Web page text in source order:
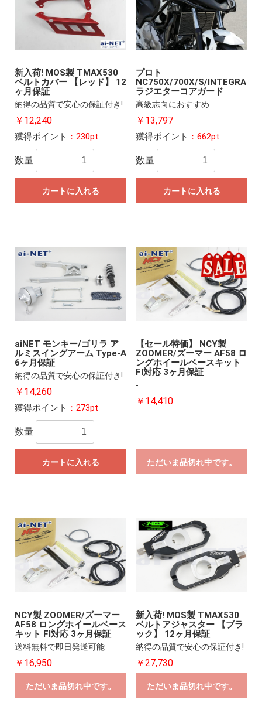
新入荷! MOS製 TMAX530
ベルトカバー 【レッド】 12
ヶ月保証
納得の品質で安心の保証付き!
￥12,240
獲得ポイント ：230pt
数量
カートに入れる
プロト
NC750X/700X/S/INTEGRA
ラジエターコアガード
高級志向におすすめ
￥13,797
獲得ポイント ：662pt
数量
カートに入れる
aiNET モンキー/ゴリラ ア
ルミスイングアーム Type-A
6ヶ月保証
納得の品質で安心の保証付き!
￥14,260
獲得ポイント ：273pt
数量
カートに入れる
【セール特価】 NCY製
ZOOMER/ズーマー AF58 ロ
ングホイールベースキット
FI対応 3ヶ月保証
-
￥14,410
ただいま品切れ中です。
NCY製 ZOOMER/ズーマー
AF58 ロングホイールベース
キット FI対応 3ヶ月保証
送料無料で即日発送可能
￥16,950
ただいま品切れ中です。
新入荷! MOS製 TMAX530
ベルトアジャスター 【ブラ
ック】 12ヶ月保証
納得の品質で安心の保証付き!
￥27,730
ただいま品切れ中です。